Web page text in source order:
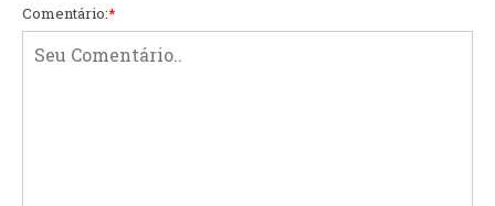
Comentário:*